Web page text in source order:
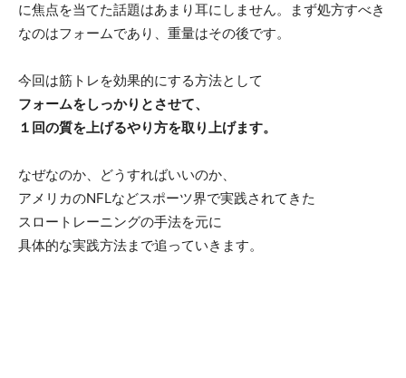
に焦点を当てた話題はあまり耳にしません。まず処方すべき
なのはフォームであり、重量はその後です。
今回は筋トレを効果的にする方法として
フォームをしっかりとさせて、
１回の質を上げるやり方を取り上げます。
なぜなのか、どうすればいいのか、
アメリカのNFLなどスポーツ界で実践されてきた
スロートレーニングの手法を元に
具体的な実践方法まで追っていきます。